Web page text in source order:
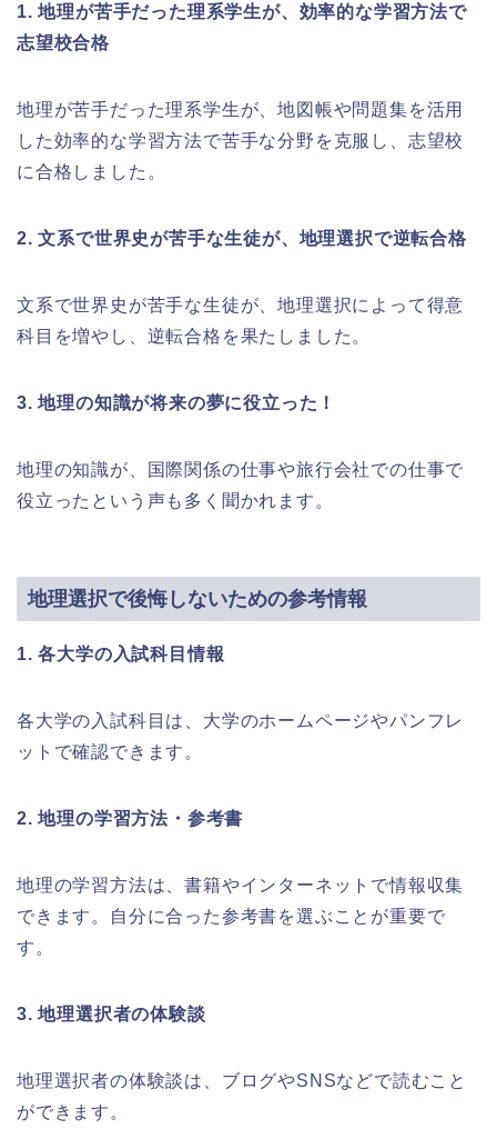
1. 地理が苦手だった理系学生が、効率的な学習方法で
志望校合格
地理が苦手だった理系学生が、地図帳や問題集を活用
した効率的な学習方法で苦手な分野を克服し、志望校
に合格しました。
2. 文系で世界史が苦手な生徒が、地理選択で逆転合格
文系で世界史が苦手な生徒が、地理選択によって得意
科目を増やし、逆転合格を果たしました。
3. 地理の知識が将来の夢に役立った！
地理の知識が、国際関係の仕事や旅行会社での仕事で
役立ったという声も多く聞かれます。
地理選択で後悔しないための参考情報
1. 各大学の入試科目情報
各大学の入試科目は、大学のホームページやパンフレ
ットで確認できます。
2. 地理の学習方法・参考書
地理の学習方法は、書籍やインターネットで情報収集
できます。自分に合った参考書を選ぶことが重要で
す。
3. 地理選択者の体験談
地理選択者の体験談は、ブログやSNSなどで読むこと
ができます。